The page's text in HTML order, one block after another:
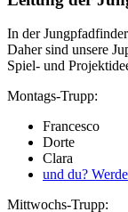
In der
Daher sind unsere
Spiel- und
Montags-Trupp:
Francesco
Dorte
Clara
und du?
Mittwochs-Trupp: